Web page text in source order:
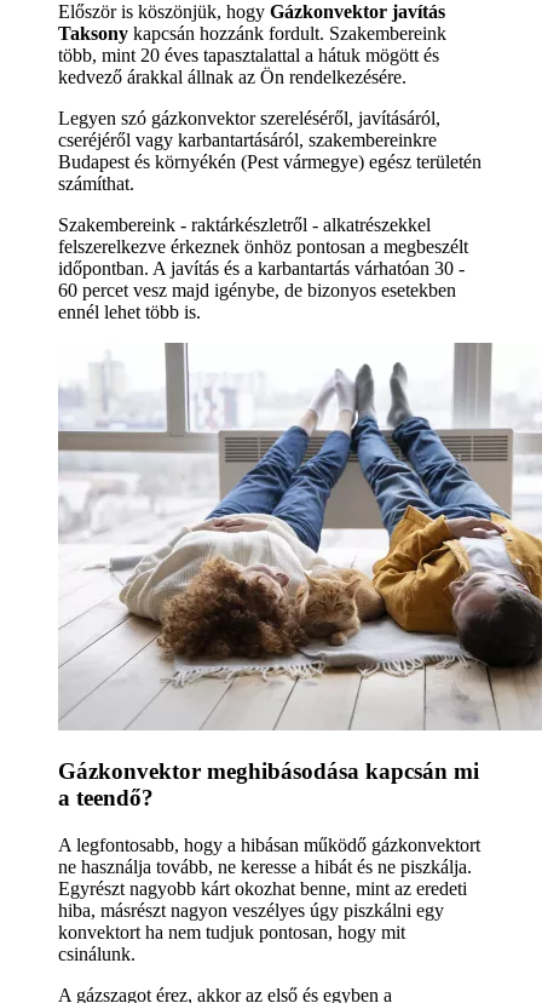
Először is köszönjük, hogy Gázkonvektor javítás
Taksony kapcsán hozzánk fordult. Szakembereink
több, mint 20 éves tapasztalattal a hátuk mögött és
kedvező árakkal állnak az Ön rendelkezésére.
Legyen szó gázkonvektor szereléséről, javításáról,
cseréjéről vagy karbantartásáról, szakembereinkre
Budapest és környékén (Pest vármegye) egész területén
számíthat.
Szakembereink - raktárkészletről - alkatrészekkel
felszerelkezve érkeznek önhöz pontosan a megbeszélt
időpontban. A javítás és a karbantartás várhatóan 30 -
60 percet vesz majd igénybe, de bizonyos esetekben
ennél lehet több is.
Gázkonvektor meghibásodása kapcsán mi
a teendő?
A legfontosabb, hogy a hibásan működő gázkonvektort
ne használja tovább, ne keresse a hibát és ne piszkálja.
Egyrészt nagyobb kárt okozhat benne, mint az eredeti
hiba, másrészt nagyon veszélyes úgy piszkálni egy
konvektort ha nem tudjuk pontosan, hogy mit
csinálunk.
A gázszagot érez, akkor az első és egyben a